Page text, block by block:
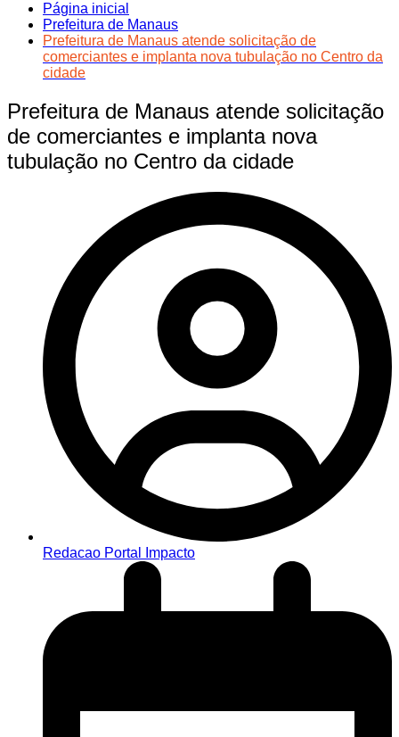
Página inicial
Prefeitura de Manaus
Prefeitura de Manaus atende solicitação de
comerciantes e implanta nova tubulação no Centro da
cidade
Prefeitura de Manaus atende solicitação
de comerciantes e implanta nova
tubulação no Centro da cidade
Redacao Portal Impacto